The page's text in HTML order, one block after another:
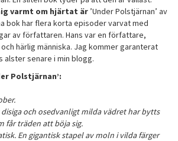
varmt om hjärtat är ’Under Polstjärnan’ av
bok har flera korta episoder varvat med
av författaren. Hans var en författare,
härlig människa. Jag kommer garanterat
alster senare i min blogg.
Polstjärnan’:
disiga och osedvanligt milda vädret har bytts
får träden att böja sig.
En gigantisk stapel av moln i vilda färger